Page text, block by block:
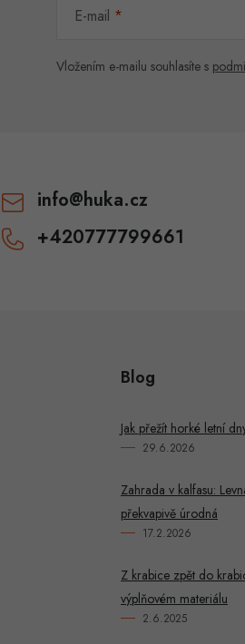
E-mail
Vložením e-mailu souhlasíte s
info@huka.cz
+420777799661
Blog
Jak přežít horké letní
29.6.2026
Zahrada v kalfasu:
překvapivě úrodná
17.2.2026
Z krabice zpět do
výplňovém materiálu
2.6.2025